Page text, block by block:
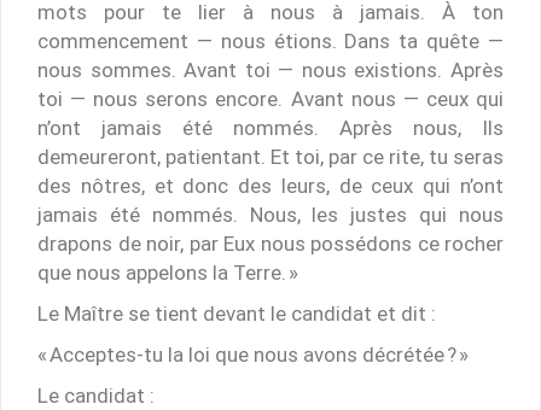
mots pour te lier à nous à jamais. À ton
commencement — nous étions. Dans ta quête —
nous sommes. Avant toi — nous existions. Après
toi — nous serons encore. Avant nous — ceux qui
n’ont jamais été nommés. Après nous, Ils
demeureront, patientant. Et toi, par ce rite, tu seras
des nôtres, et donc des leurs, de ceux qui n’ont
jamais été nommés. Nous, les justes qui nous
drapons de noir, par Eux nous possédons ce rocher
que nous appelons la Terre. »
Le Maître se tient devant le candidat et dit :
« Acceptes-tu la loi que nous avons décrétée ? »
Le candidat :